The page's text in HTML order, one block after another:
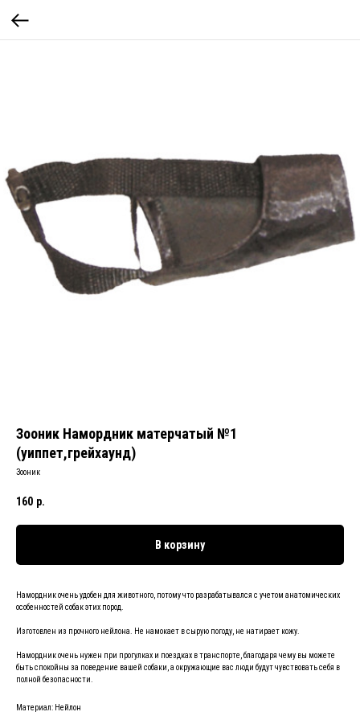
Зооник Намордник матерчатый №1
(уиппет,грейхаунд)
Зооник
160 р.
В корзину
Намордник очень удобен для животного, потому что разрабатывался с учетом анатомических
особенностей собак этих пород.
Изготовлен из прочного нейлона. Не намокает в сырую погоду, не натирает кожу.
Намордник очень нужен при прогулках и поездках в транспорте, благодаря чему вы можете
быть спокойны за поведение вашей собаки, а окружающие вас люди будут чувствовать себя в
полной безопасности.
Материал: Нейлон